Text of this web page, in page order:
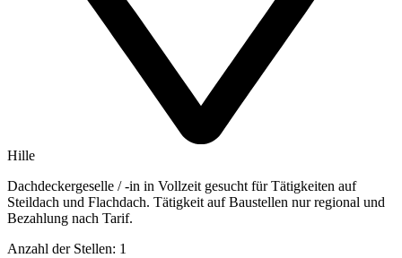
Hille
Dachdeckergeselle / -in in Vollzeit gesucht für Tätigkeiten auf
Steildach und Flachdach. Tätigkeit auf Baustellen nur regional und
Bezahlung nach Tarif.
Anzahl der Stellen: 1